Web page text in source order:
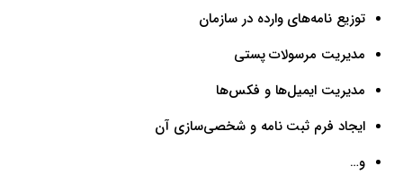
توزیع نامه‌های وارده در سازمان
مدیریت مرسولات پستی
مدیریت ایمیل‌ها و فکس‌ها
ایجاد فرم ثبت نامه و شخصی‌سازی آن
و…